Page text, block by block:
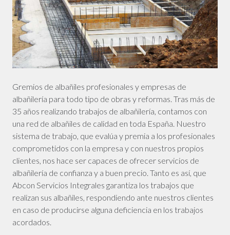
Gremios de albañiles profesionales y empresas de
albañilería para todo tipo de obras y reformas. Tras más de
35 años realizando trabajos de albañilería, contamos con
una red de albañiles de calidad en toda España. Nuestro
sistema de trabajo, que evalúa y premia a los profesionales
comprometidos con la empresa y con nuestros propios
clientes, nos hace ser capaces de ofrecer servicios de
albañilería de confianza y a buen precio. Tanto es así, que
Abcon Servicios Integrales garantiza los trabajos que
realizan sus albañiles, respondiendo ante nuestros clientes
en caso de producirse alguna deficiencia en los trabajos
acordados.